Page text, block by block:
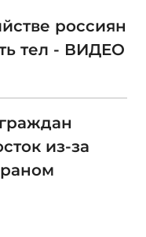
россиян
тел - ВИДЕО
из-за